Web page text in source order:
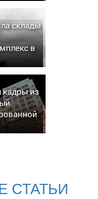
склады
в
кадры из
СТАТЬИ